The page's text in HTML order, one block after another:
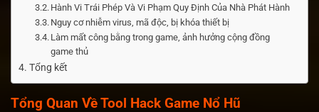
Hành Vi Trái Phép Và Vi Phạm Quy Định Của Nhà Phát Hành
Nguy cơ nhiễm virus, mã độc, bị khóa thiết bị
Làm mất công bằng trong game, ảnh hưởng cộng đồng
game thủ
Tổng kết
Tổng Quan Về Tool Hack Game Nổ Hũ